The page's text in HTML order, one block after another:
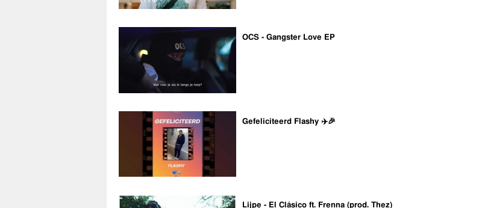
OCS - Gangster Love EP
Gefeliciteerd Flashy ✈️🎉
Lijpe - El Clásico ft. Frenna (prod. Thez)